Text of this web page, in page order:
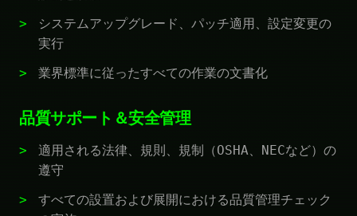
システムアップグレード、パッチ適用、設定変更の
実行
業界標準に従ったすべての作業の文書化
品質サポート＆安全管理
適用される法律、規則、規制（OSHA、NECなど）の
遵守
すべての設置および展開における品質管理チェック